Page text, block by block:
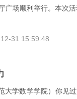
广场顺利举行。本次活
31 15:59:48
大学数学学院）你见